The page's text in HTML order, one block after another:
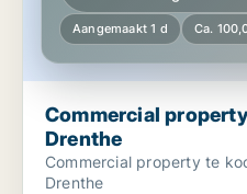
Aangemaakt 1 d Ca.
Commercial
Drenthe
Commercial property te
Drenthe